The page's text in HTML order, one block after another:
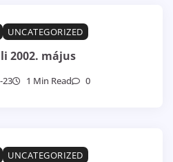
UNCATEGORIZED
2002. május
23 1 Min Read 0
UNCATEGORIZED